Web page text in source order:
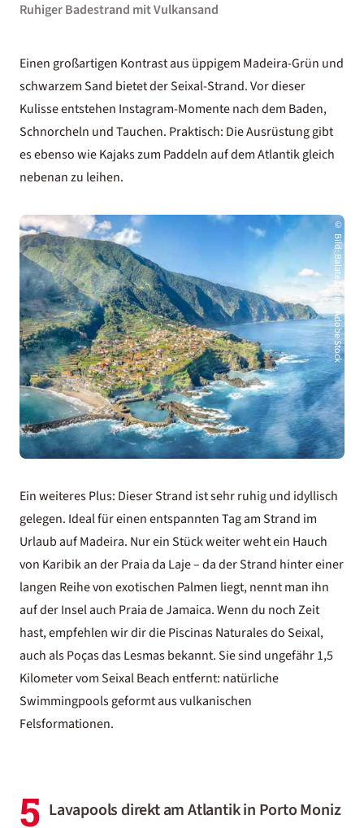
Ruhiger Badestrand mit Vulkansand
Einen großartigen Kontrast aus üppigem Madeira-Grün und
schwarzem Sand bietet der Seixal-Strand. Vor dieser
Kulisse entstehen Instagram-Momente nach dem Baden,
Schnorcheln und Tauchen. Praktisch: Die Ausrüstung gibt
es ebenso wie Kajaks zum Paddeln auf dem Atlantik gleich
nebenan zu leihen.
©
Bild
:
Balate Dorin / Adobe Stock
Ein weiteres Plus: Dieser Strand ist sehr ruhig und idyllisch
gelegen. Ideal für einen entspannten Tag am Strand im
Urlaub auf Madeira. Nur ein Stück weiter weht ein Hauch
von Karibik an der Praia da Laje – da der Strand hinter einer
langen Reihe von exotischen Palmen liegt, nennt man ihn
auf der Insel auch Praia de Jamaica. Wenn du noch Zeit
hast, empfehlen wir dir die Piscinas Naturales do Seixal,
auch als Poças das Lesmas bekannt. Sie sind ungefähr 1,5
Kilometer vom Seixal Beach entfernt: natürliche
Swimmingpools geformt aus vulkanischen
Felsformationen.
5 Lavapools direkt am Atlantik in Porto Moniz